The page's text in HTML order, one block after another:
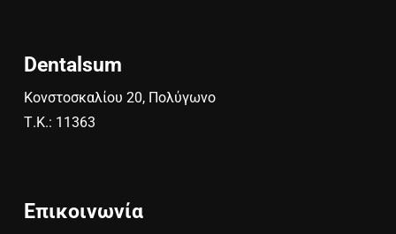
Dentalsum
Κονστοσκαλίου 20, Πολύγωνο
Τ.Κ.: 11363
Επικοινωνία